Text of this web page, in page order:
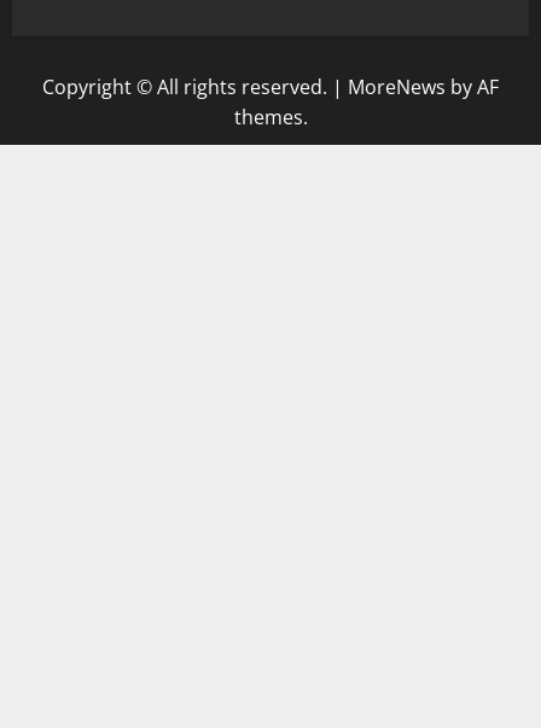
Copyright © All rights reserved. | MoreNews by AF
themes.